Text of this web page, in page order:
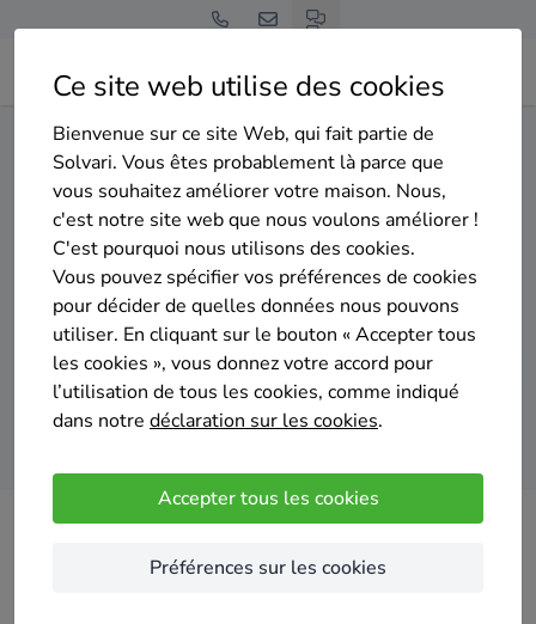
Ce site web utilise des cookies
Bienvenue sur ce site Web, qui fait partie de
Solvari. Vous êtes probablement là parce que
vous souhaitez améliorer votre maison. Nous,
c'est notre site web que nous voulons améliorer !
C'est pourquoi nous utilisons des cookies.
Vous pouvez spécifier vos préférences de cookies
pour décider de quelles données nous pouvons
utiliser. En cliquant sur le bouton « Accepter tous
les cookies », vous donnez votre accord pour
l’utilisation de tous les cookies, comme indiqué
dans notre déclaration sur les cookies.
Accepter tous les cookies
Préférences sur les cookies
Home Pompe à chaleur Namur Couvin
Gratuit et sans engagement
Top 20 des installateurs de
pompes à chaleur à Couvin
Comparer des devis